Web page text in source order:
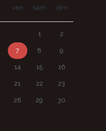
ven sam dim
1 2
7 8 9
14 15 16
21 22 23
28 29 30